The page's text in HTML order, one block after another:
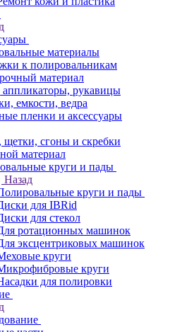
материалы
к полировальникам
материал
аппликаторы, рукавицы
емкости, ведра
пленки и аксессуары
щетки, сгоны и скребки
материал
круги и пады
Назад
круги и пады
для IBRid
для стекол
ротационных машинок
эксцентриковых машинок
круги
круги
для полировки